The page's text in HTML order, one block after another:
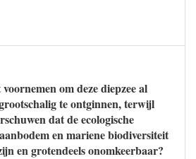
om deze diepzee al
te ontginnen, terwijl
dat de ecologische
en mariene biodiversiteit
en grotendeels onomkeerbaar?